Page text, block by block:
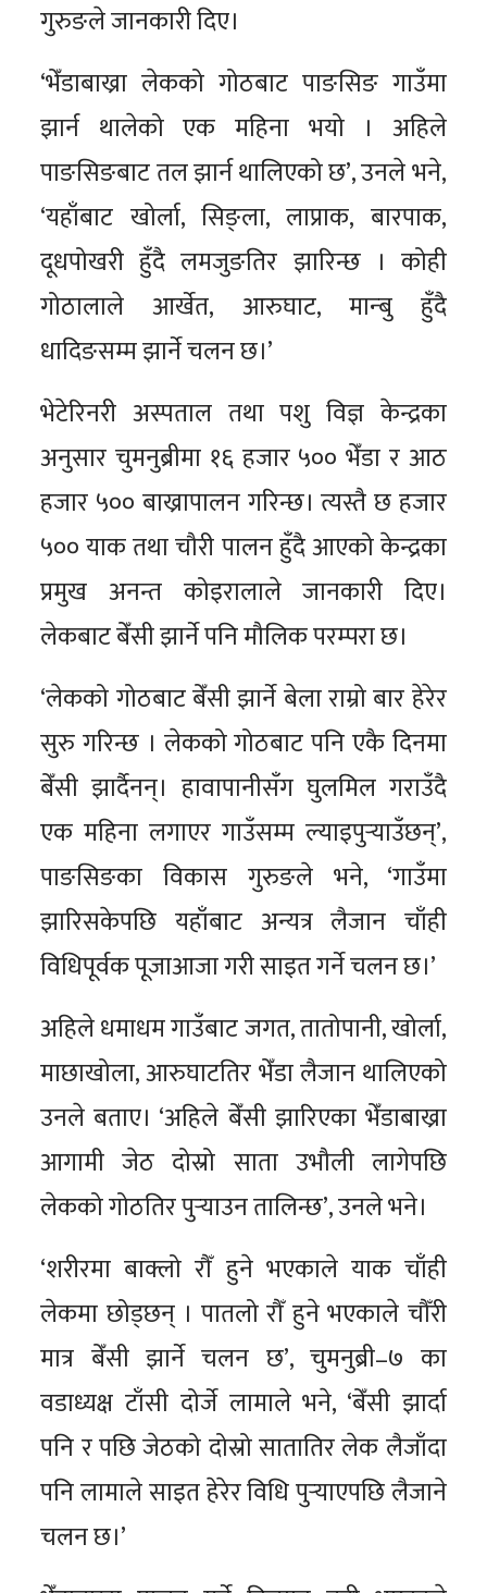
गुरुङले जानकारी दिए।
‘भेँडाबाख्रा लेकको गोठबाट पाङसिङ गाउँमा
झार्न थालेको एक महिना भयो । अहिले
पाङसिङबाट तल झार्न थालिएको छ’, उनले भने,
‘यहाँबाट खोर्ला, सिङ्ला, लाप्राक, बारपाक,
दूधपोखरी हुँदै लमजुङतिर झारिन्छ । कोही
गोठालाले आर्खेत, आरुघाट, मान्बु हुँदै
धादिङसम्म झार्ने चलन छ।’
भेटेरिनरी अस्पताल तथा पशु विज्ञ केन्द्रका
अनुसार चुमनुब्रीमा १६ हजार ५०० भेँडा र आठ
हजार ५०० बाख्रापालन गरिन्छ। त्यस्तै छ हजार
५०० याक तथा चौरी पालन हुँदै आएको केन्द्रका
प्रमुख अनन्त कोइरालाले जानकारी दिए।
लेकबाट बेँसी झार्ने पनि मौलिक परम्परा छ।
‘लेकको गोठबाट बेँसी झार्ने बेला राम्रो बार हेरेर
सुरु गरिन्छ । लेकको गोठबाट पनि एकै दिनमा
बेँसी झार्दैनन्। हावापानीसँग घुलमिल गराउँदै
एक महिना लगाएर गाउँसम्म ल्याइपुर्‍याउँछन्’,
पाङसिङका विकास गुरुङले भने, ‘गाउँमा
झारिसकेपछि यहाँबाट अन्यत्र लैजान चाँही
विधिपूर्वक पूजाआजा गरी साइत गर्ने चलन छ।’
अहिले धमाधम गाउँबाट जगत, तातोपानी, खोर्ला,
माछाखोला, आरुघाटतिर भेँडा लैजान थालिएको
उनले बताए। ‘अहिले बेँसी झारिएका भेँडाबाख्रा
आगामी जेठ दोस्रो साता उभौली लागेपछि
लेकको गोठतिर पुर्‍याउन तालिन्छ’, उनले भने।
‘शरीरमा बाक्लो रौँ हुने भएकाले याक चाँही
लेकमा छोड्छन् । पातलो रौँ हुने भएकाले चौँरी
मात्र बेँसी झार्ने चलन छ’, चुमनुब्री–७ का
वडाध्यक्ष टाँसी दोर्जे लामाले भने, ‘बेँसी झार्दा
पनि र पछि जेठको दोस्रो सातातिर लेक लैजाँदा
पनि लामाले साइत हेरेर विधि पुर्‍याएपछि लैजाने
चलन छ।’